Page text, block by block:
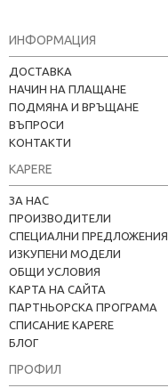
ИНФОРМАЦИЯ
ДОСТАВКА
НАЧИН НА ПЛАЩАНЕ
ПОДМЯНА И ВРЪЩАНЕ
ВЪПРОСИ
КОНТАКТИ
KAPERE
ЗА НАС
ПРОИЗВОДИТЕЛИ
СПЕЦИАЛНИ ПРЕДЛОЖЕНИЯ
ИЗКУПЕНИ МОДЕЛИ
ОБЩИ УСЛОВИЯ
КАРТА НА САЙТА
ПАРТНЬОРСКА ПРОГРАМА
СПИСАНИЕ KAPERE
БЛОГ
ПРОФИЛ